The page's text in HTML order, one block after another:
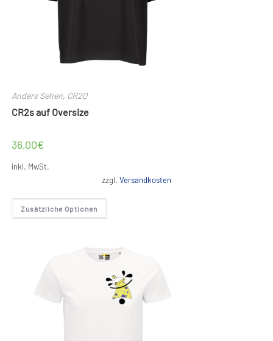
Anders Sehen, CR2Q
CR2s auf Oversize
36,00€
inkl. MwSt.
zzgl. Versandkosten
Zusätzliche Optionen
Dieses
weist
Die
Optionen
können
auf
der
Produktseite
gewählt